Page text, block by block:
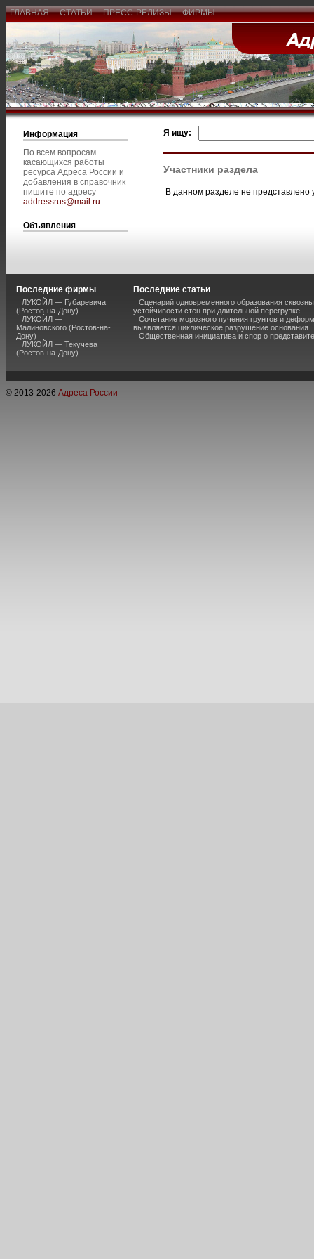
ГЛАВНАЯ СТАТЬИ ПРЕСС-РЕЛИЗЫ ФИРМЫ
Информация
По всем вопросам
касающихся работы
ресурса Адреса России и
добавления в справочник
пишите по адресу
addressrus@mail.ru.
Объявления
Я ищу:
Участники раздела
В данном разделе не представлено
Последние фирмы
ЛУКОЙЛ — Губаревича
(Ростов-на-Дону)
ЛУКОЙЛ —
Малиновского (Ростов-на-
Дону)
ЛУКОЙЛ — Текучева
(Ростов-на-Дону)
Последние статьи
Сценарий одновременного образования
устойчивости стен при длительной перегрузке
Сочетание морозного пучения грунтов и
выявляется циклическое разрушение основания
Общественная инициатива и спор о
© 2013-2026 Адреса России